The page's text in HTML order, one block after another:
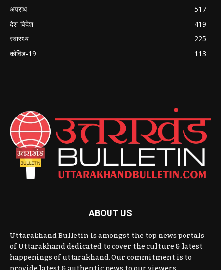
अपराध
517
देश-विदेश
419
स्वास्थ्य
225
कोविड-19
113
ABOUT US
Uttarakhand Bulletin is amongst the top news portals
of Uttarakhand dedicated to cover the culture & latest
happenings of uttarakhand. Our commitment is to